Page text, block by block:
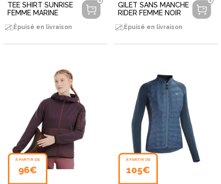
TEE SHIRT SUNRISE
FEMME MARINE
Épuisé en livraison
GILET SANS MANCHE
RIDER FEMME NOIR
Épuisé en livraison
À PARTIR DE
96€
À PARTIR DE
105€